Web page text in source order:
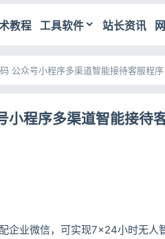
教程 工具软件 站长资讯
公众号小程序多渠道智能接待客服程序
小程序多渠道智能接待
企业微信，可实现7×24小时无人